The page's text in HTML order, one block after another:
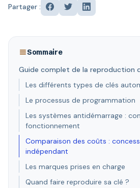
Partager :
Sommaire
Guide complet de la reproduction
Les différents types de clés
Le processus de programmation
Les systèmes antidémarrage :
fonctionnement
Comparaison des coûts :
indépendant
Les marques prises en charge
Quand faire reproduire sa clé ?